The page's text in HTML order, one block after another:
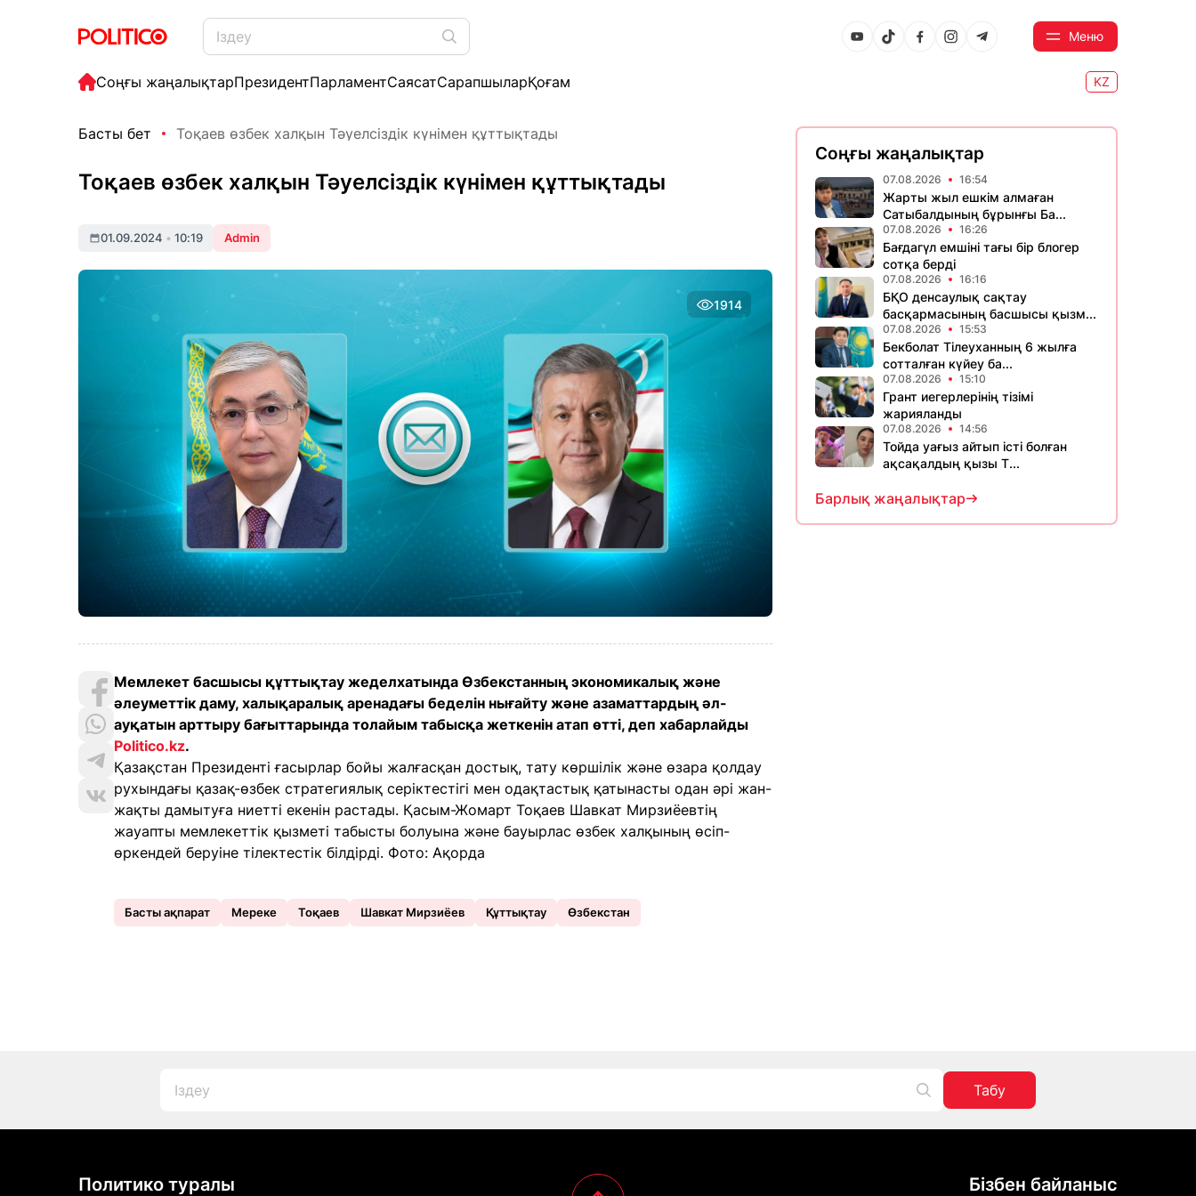
Меню
Соңғы жаңалықтарПрезидентПарламентСаясатСарапшыларҚоғам KZ
Басты бет Тоқаев өзбек халқын Тәуелсіздік күнімен құттықтады
Тоқаев өзбек халқын Тәуелсіздік күнімен құттықтады
01.09.2024 • 10:19 Admin
1914
Мемлекет басшысы құттықтау жеделхатында Өзбекстанның экономикалық және
әлеуметтік даму, халықаралық аренадағы беделін нығайту және азаматтардың әл-
ауқатын арттыру бағыттарында толайым табысқа жеткенін атап өтті, деп хабарлайды
Politico.kz.
Қазақстан Президенті ғасырлар бойы жалғасқан достық, тату көршілік және өзара қолдау
рухындағы қазақ-өзбек стратегиялық серіктестігі мен одақтастық қатынасты одан әрі жан-
жақты дамытуға ниетті екенін растады. Қасым-Жомарт Тоқаев Шавкат Мирзиёевтің
жауапты мемлекеттік қызметі табысты болуына және бауырлас өзбек халқының өсіп-
өркендей беруіне тілектестік білдірді. Фото: Ақорда
Басты ақпарат Мереке Тоқаев Шавкат Мирзиёев Құттықтау Өзбекстан
Соңғы жаңалықтар
07.08.2026 16:54
Жарты жыл ешкім алмаған
Сатыбалдының бұрынғы Ба...
07.08.2026 16:26
Бағдагүл емшіні тағы бір блогер
сотқа берді
07.08.2026 16:16
БҚО денсаулық сақтау
басқармасының басшысы қызм...
07.08.2026 15:53
Бекболат Тілеуханның 6 жылға
сотталған күйеу ба...
07.08.2026 15:10
Грант иегерлерінің тізімі
жарияланды
07.08.2026 14:56
Тойда уағыз айтып істі болған
ақсақалдың қызы Т...
Барлық жаңалықтар
Табу
Политико туралы Бізбен байланыс